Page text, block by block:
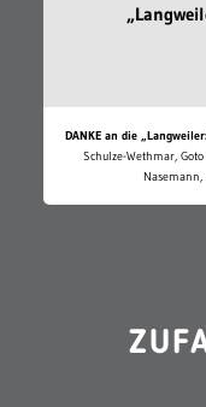
DANKE an die
Schulze-Wethmar,
Nasemann,